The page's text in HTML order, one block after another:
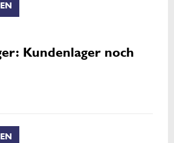
Kundenlager noch